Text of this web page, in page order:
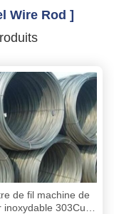
Wire Rod ]
de fil machine de
inoxydable 303Cu